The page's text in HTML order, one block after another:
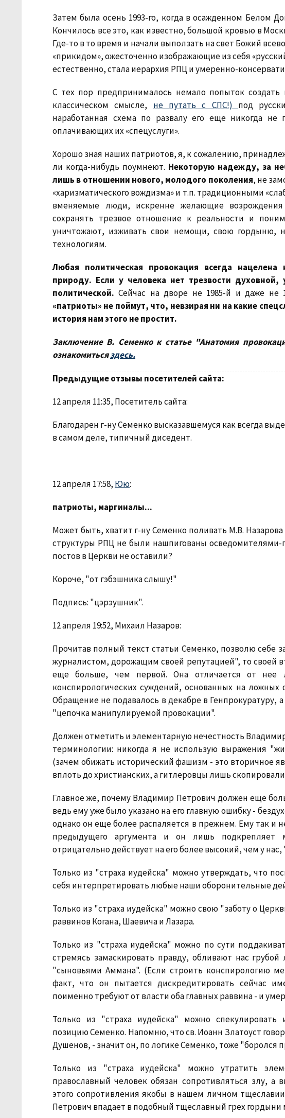
Затем была осень 1993-го, когда в осажденном Белом
Кончилось все это, как известно, большой кровью в
Где-то в то время и начали выползать на свет Божий
«прикидом», ожесточенно изображающие из себя
естественно, стала иерархия РПЦ и умеренно-
С тех пор предпринималось немало попыток создать
классическом смысле, не путать с СПС!) под
наработанная схема по развалу его еще никогда не
оплачивающих их «спецуслуги».
Хорошо зная наших патриотов, я, к сожалению,
ли когда-нибудь поумнеют. Некоторую надежду, за
лишь в отношении нового, молодого поколения, не
«харизматического вождизма» и т.п. традиционными
вменяемые люди, искренне желающие
сохранять трезвое отношение к реальности и
уничтожают, изживать свои немощи, свою гордыню,
технологиям.
Любая политическая провокация всегда
природу. Если у человека нет трезвости
политической. Сейчас на дворе не 1985-й и даже не
«патриоты» не поймут, что, невзирая ни на какие
история нам этого не простит.
Заключение В. Семенко к статье "Анатомия
ознакомитьсяздесь.
Предыдущие отзывы посетителей сайта:
12 апреля 11:35, Посетитель сайта:
Благодарен г-ну Семенко высказавшемуся как всегда
в самом деле, типичный диседент.
12 апреля 17:58, Юю:
патриоты, маргиналы...
Может быть, хватит г-ну Семенко поливать М.В.
структуры РПЦ не были нашпигованы осведомителями-
постов в Церкви не оставили?
Короче, "от гэбэшника слышу!"
Подпись: "цэрэушник".
12 апреля 19:52, Михаил Назаров:
Прочитав полный текст статьи Семенко, позволю себе
журналистом, дорожащим своей репутацией", то своей
еще больше, чем первой. Она отличается от
конспирологических суждений, основанных на
Обращение не подавалось в декабре в Генпрокуратуру,
"цепочка манипулируемой провокации".
Должен отметить и элементарную нечестность
терминологии: никогда я не использую выражения
(зачем обижать исторический фашизм - это вторичное
вплоть до христианских, а гитлеровцы лишь
Главное же, почему Владимир Петрович должен еще
ведь ему уже было указано на его главную ошибку -
однако он еще более распаляется в прежнем. Ему так и
предыдущего аргумента и он лишь подкрепляет
отрицательно действует на его более высокий, чем у
Только из "страха иудейска" можно утверждать, что
себя интерпретировать любые наши оборонительные
Только из "страха иудейска" можно свою "заботу о
раввинов Когана, Шаевича и Лазара.
Только из "страха иудейска" можно по сути
стремясь замаскировать правду, обливают нас
"сыновьями Аммана". (Если строить конспирологию
факт, что он пытается дискредитировать сейчас
поименно требуют от власти оба главных раввина - и
Только из "страха иудейска" можно
позицию Семенко. Напомню, что св. Иоанн Златоуст
Душенов, - значит он, по логике Семенко, тоже "боролся
Только из "страха иудейска" можно утратить
православный человек обязан сопротивляться злу, а
этого сопротивления якобы в нашем личном
Петрович впадает в подобный тщеславный грех гордыни